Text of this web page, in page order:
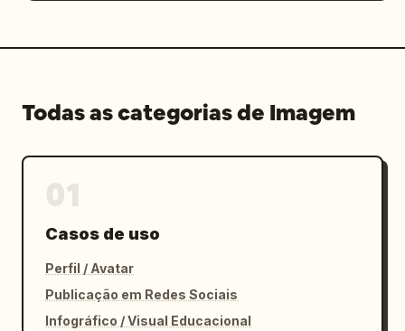
Todas as categorias de Imagem
Casos de uso
Perfil / Avatar
Publicação em Redes Sociais
Infográfico / Visual Educacional